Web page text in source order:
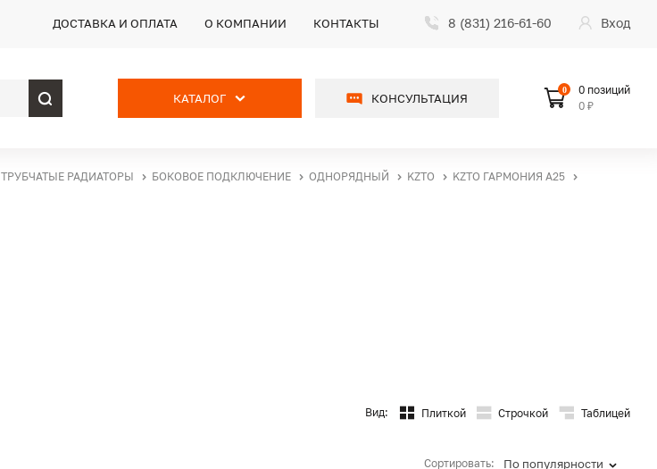
ДОСТАВКА И ОПЛАТА О КОМПАНИИ КОНТАКТЫ 8 (831) 216-61-60 Вход
КАТАЛОГ КОНСУЛЬТАЦИЯ
0
0 позиций
0 ₽
ТРУБЧАТЫЕ РАДИАТОРЫ БОКОВОЕ ПОДКЛЮЧЕНИЕ ОДНОРЯДНЫЙ KZTO
KZTO ГАРМОНИЯ А25
Вид: Плиткой Строчкой Таблицей
Сортировать: По популярности